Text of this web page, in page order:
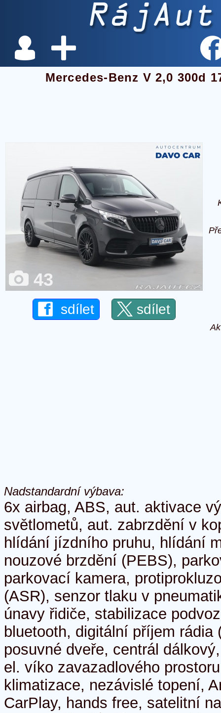
Mercedes-Benz V 2,0 300d
43
sdílet sdílet
Nadstandardní výbava:
6x airbag, ABS, aut. aktivace
světlometů, aut. zabrzdění v
hlídání jízdního pruhu, hlídání
nouzové brzdění (PEBS),
parkovací kamera,
(ASR), senzor tlaku v
únavy řidiče, stabilizace
bluetooth, digitální příjem rádia
posuvné dveře, centrál
el. víko zavazadlového
klimatizace, nezávislé topení,
CarPlay, hands free, satelitní